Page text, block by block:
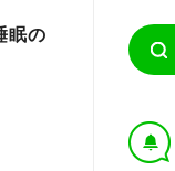
眠の
†